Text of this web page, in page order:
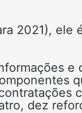
2021), ele
e
dez